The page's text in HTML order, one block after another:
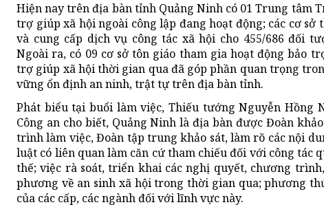
Hiện nay trên địa bàn tỉnh Quảng Ninh có 01 Trung tâm
trợ giúp xã hội ngoài công lập đang hoạt động; các cơ
và cung cấp dịch vụ công tác xã hội cho 455/686 đối
Ngoài ra, có 09 cơ sở tôn giáo tham gia hoạt động bảo
trợ giúp xã hội thời gian qua đã góp phần quan trọng
vững ổn định an ninh, trật tự trên địa bàn tỉnh.
Phát biểu tại buổi làm việc, Thiếu tướng Nguyễn Hồng
Công an cho biết, Quảng Ninh là địa bàn được Đoàn
trình làm việc, Đoàn tập trung khảo sát, làm rõ các nội
luật có liên quan làm căn cứ tham chiếu đối với công tác
thế; việc rà soát, triển khai các nghị quyết, chương
phương về an sinh xã hội trong thời gian qua; phương
của các cấp, các ngành đối với lĩnh vực này.